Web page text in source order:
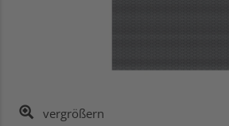
vergrößern